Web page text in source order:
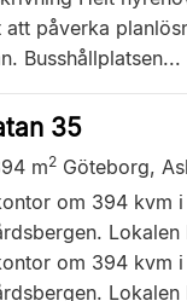
att påverka
Busshållplatsen...
35
m2 Göteborg,
om 394 kvm
om 394 kvm